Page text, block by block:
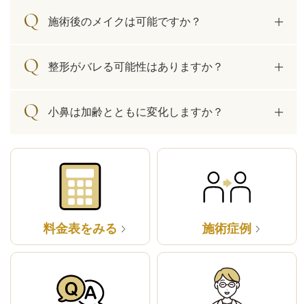
施術後のメイクは可能ですか？
整形がバレる可能性はありますか？
小鼻は加齢とともに変化しますか？
料金表をみる 施術症例